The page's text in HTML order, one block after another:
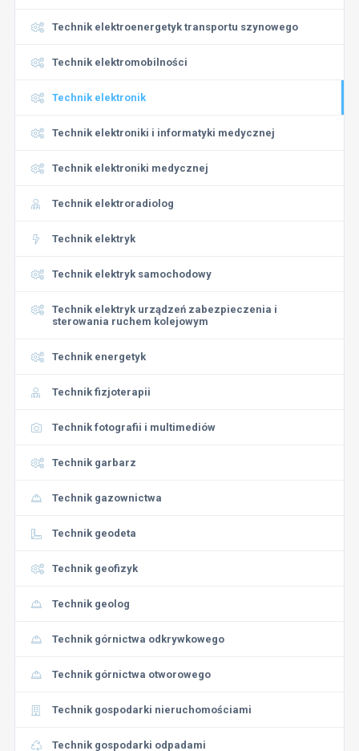
Technik elektroenergetyk transportu szynowego
Technik elektromobilności
Technik elektronik
Technik elektroniki i informatyki medycznej
Technik elektroniki medycznej
Technik elektroradiolog
Technik elektryk
Technik elektryk samochodowy
Technik elektryk urządzeń zabezpieczenia i
sterowania ruchem kolejowym
Technik energetyk
Technik fizjoterapii
Technik fotografii i multimediów
Technik garbarz
Technik gazownictwa
Technik geodeta
Technik geofizyk
Technik geolog
Technik górnictwa odkrywkowego
Technik górnictwa otworowego
Technik gospodarki nieruchomościami
Technik gospodarki odpadami